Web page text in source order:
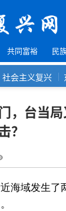
共同富裕 民
社会主义复兴
，台当
？
海域发生了